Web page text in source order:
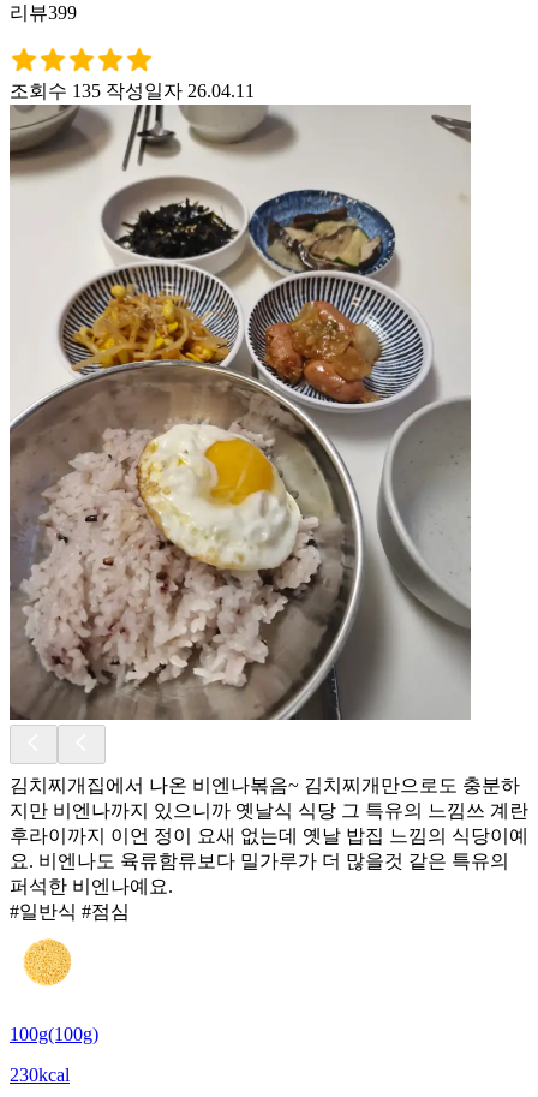
리뷰399
조회수 135 작성일자 26.04.11
김치찌개집에서 나온 비엔나볶음~ 김치찌개만으로도 충분하
지만 비엔나까지 있으니까 옛날식 식당 그 특유의 느낌쓰 계란
후라이까지 이언 정이 요새 없는데 옛날 밥집 느낌의 식당이예
요. 비엔나도 육류함류보다 밀가루가 더 많을것 같은 특유의
퍼석한 비엔나예요.
#일반식 #점심
100g(100g)
230kcal